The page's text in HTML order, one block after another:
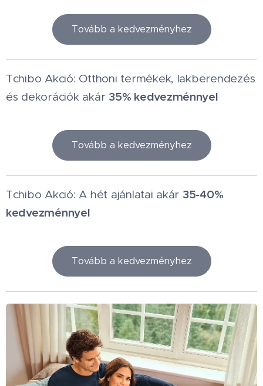
Tovább a kedvezményhez
Tchibo Akció: Otthoni termékek, lakberendezés
és dekorációk akár 35% kedvezménnyel
Tovább a kedvezményhez
Tchibo Akció: A hét ajánlatai akár 35-40%
kedvezménnyel
Tovább a kedvezményhez